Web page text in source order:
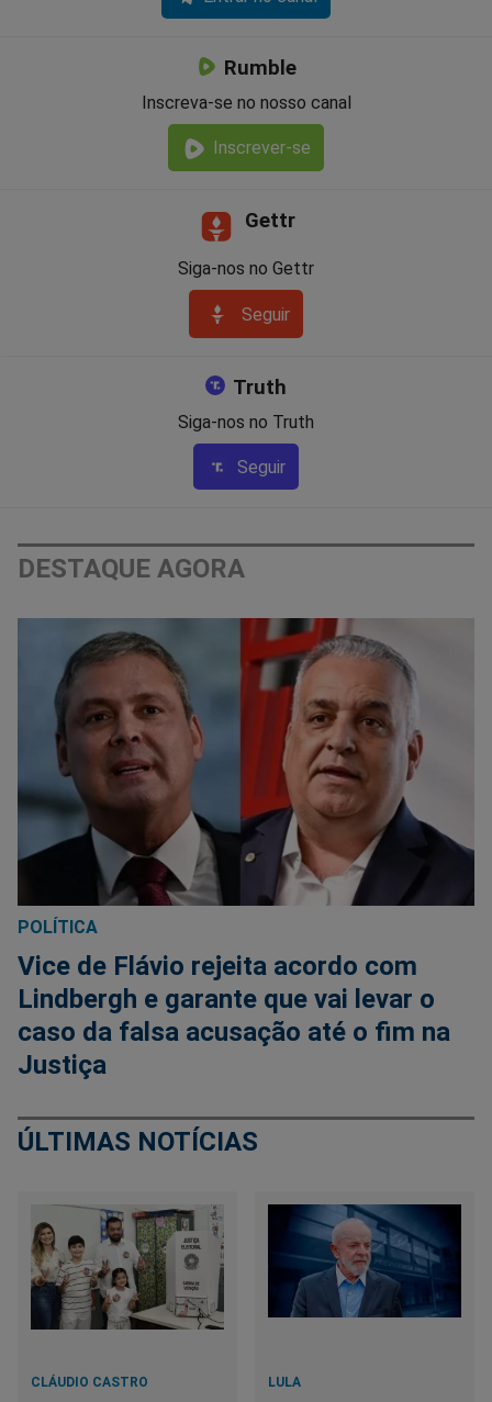
Rumble
Inscreva-se no nosso canal
Inscrever-se
Gettr
Siga-nos no Gettr
Seguir
Truth
Siga-nos no Truth
Seguir
DESTAQUE AGORA
POLÍTICA
Vice de Flávio rejeita acordo com
Lindbergh e garante que vai levar o
caso da falsa acusação até o fim na
Justiça
ÚLTIMAS NOTÍCIAS
CLÁUDIO CASTRO LULA